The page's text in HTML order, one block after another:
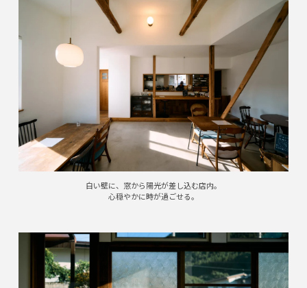
白い壁に、窓から陽光が差し込む店内。
心穏やかに時が過ごせる。